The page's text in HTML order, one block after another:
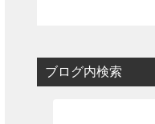
ブログ内検索